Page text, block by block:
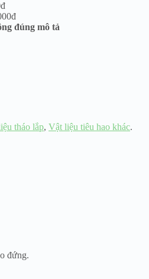
đúng mô tả
tháo lắp, Vật liệu tiêu hao khác.
đứng.